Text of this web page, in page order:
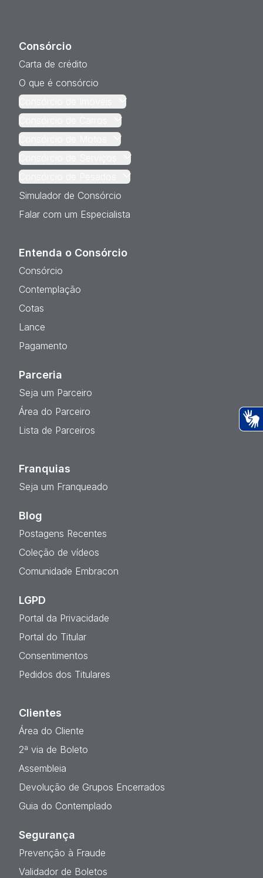
Consórcio
Carta de crédito
O que é consórcio
Consórcio de Imóveis
Consórcio de Carros
Consórcio de Motos
Consórcio de Serviços
Consórcio de Pesados
Simulador de Consórcio
Falar com um Especialista
Entenda o Consórcio
Consórcio
Contemplação
Cotas
Lance
Pagamento
Parceria
Seja um Parceiro
Área do Parceiro
Lista de Parceiros
Franquias
Seja um Franqueado
Blog
Postagens Recentes
Coleção de vídeos
Comunidade Embracon
LGPD
Portal da Privacidade
Portal do Titular
Consentimentos
Pedidos dos Titulares
Clientes
Área do Cliente
2ª via de Boleto
Assembleia
Devolução de Grupos Encerrados
Guia do Contemplado
Segurança
Prevenção à Fraude
Validador de Boletos